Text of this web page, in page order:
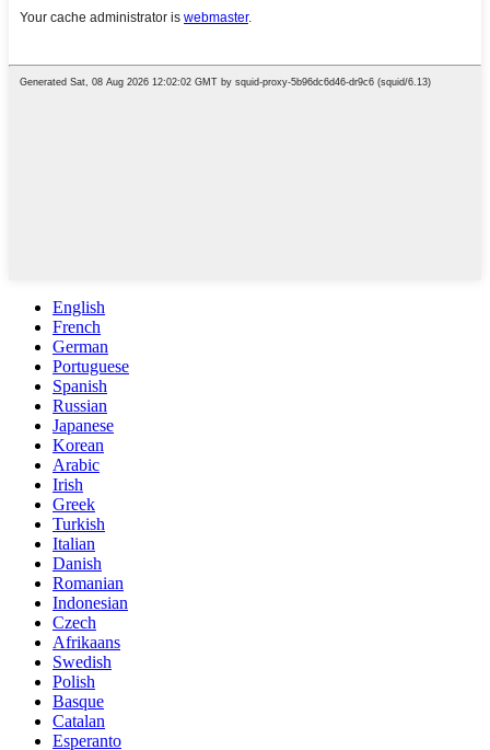
English
French
German
Portuguese
Spanish
Russian
Japanese
Korean
Arabic
Irish
Greek
Turkish
Italian
Danish
Romanian
Indonesian
Czech
Afrikaans
Swedish
Polish
Basque
Catalan
Esperanto